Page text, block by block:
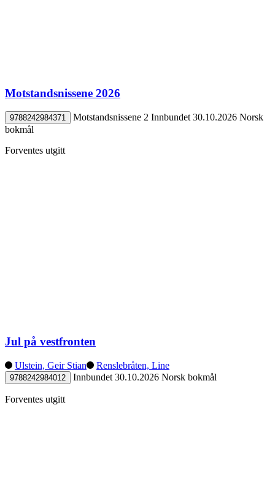
Motstandsnissene 2026
9788242984371 Motstandsnissene 2 Innbundet 30.10.2026 Norsk
bokmål
Forventes utgitt
Jul på vestfronten
Ulstein, Geir Stian Renslebråten, Line
9788242984012 Innbundet 30.10.2026 Norsk bokmål
Forventes utgitt